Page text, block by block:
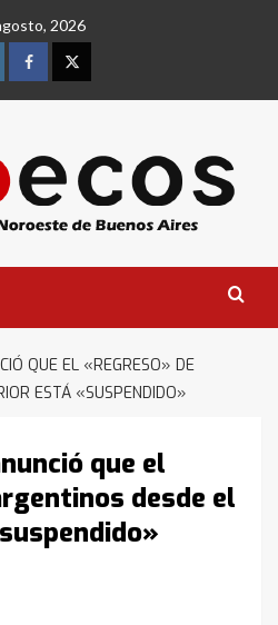
2026
FacebookTwitter
QUE EL «REGRESO» DE
ESTÁ «SUSPENDIDO»
que el
desde el